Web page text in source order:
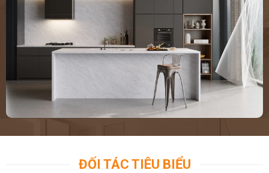
ĐỐI TÁC TIÊU BIỂU